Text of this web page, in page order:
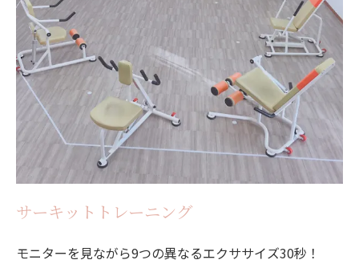
サーキットトレーニング
モニターを見ながら9つの異なるエクササイズ30秒！